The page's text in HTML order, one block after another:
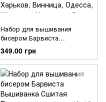
Набор для вышивания
бисером Барвиста
Вышиванка Сшитая
Пасхальная игрушка 10х13
ТР364аБ1013k
349.00 грн